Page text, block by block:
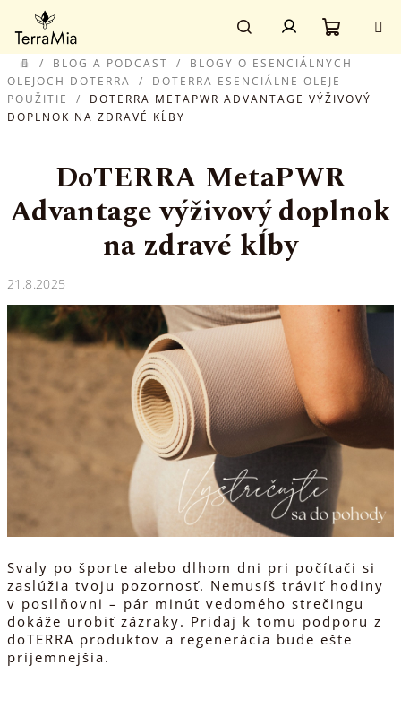
obsah
Hľadať
Prihlásenie
košík
DOMOV
/ BLOG A PODCAST /
BLOGY O ESENCIÁLNYCH
OLEJOCH DOTERRA
/
DOTERRA ESENCIÁLNE OLEJE
POUŽITIE
/
DOTERRA METAPWR ADVANTAGE VÝŽIVOVÝ
DOPLNOK NA ZDRAVÉ KĹBY
DoTERRA MetaPWR
Advantage výživový doplnok
na zdravé kĺby
21.8.2025
Svaly po športe alebo dlhom dni pri počítači si
zaslúžia tvoju pozornosť. Nemusíš tráviť hodiny
v posilňovni – pár minút vedomého strečingu
dokáže urobiť zázraky. Pridaj k tomu podporu z
doTERRA produktov a regenerácia bude ešte
príjemnejšia.